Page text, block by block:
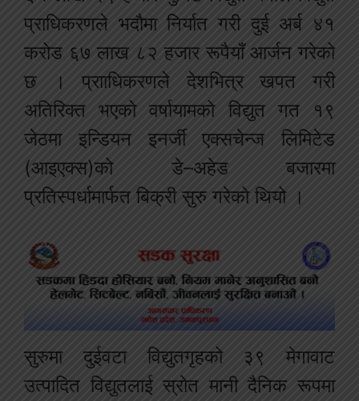
प्राधिकरणले भदौमा निर्यात गरी दुई अर्ब ४१
करोड ६७ लाख ८२ हजार रूपैयाँ आर्जन गरेको
छ । प्रााधिकरणले देशभित्र खपत गरी
अतिरिक्त भएको वर्षायामको विद्युत गत १९
जेठमा इन्डियन इनर्जी एक्सचेन्ज लिमिटेड
(आइएक्स)को डे–अहेड बजारमा
प्रतिस्पर्धामार्फत बिक्री सुरु गरेको थियो ।
सुरुमा दुईवटा विद्युतगृहको ३९ मेगावाट
उत्पादित विद्युतलाई स्रोत मानी दैनिक रूपमा